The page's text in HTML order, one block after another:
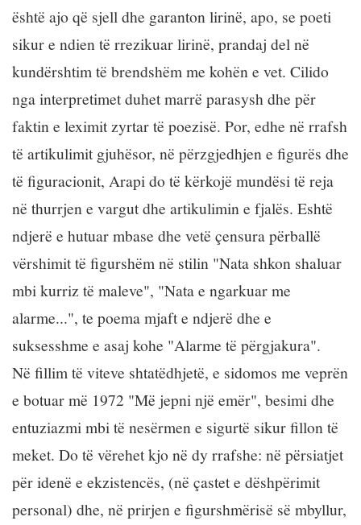
është ajo që sjell dhe garanton lirinë, apo, se poeti
sikur e ndien të rrezikuar lirinë, prandaj del në
kundërshtim të brendshëm me kohën e vet. Cilido
nga interpretimet duhet marrë parasysh dhe për
faktin e leximit zyrtar të poezisë. Por, edhe në rrafsh
të artikulimit gjuhësor, në përzgjedhjen e figurës dhe
të figuracionit, Arapi do të kërkojë mundësi të reja
në thurrjen e vargut dhe artikulimin e fjalës. Eshtë
ndjerë e hutuar mbase dhe vetë çensura përballë
vërshimit të figurshëm në stilin "Nata shkon shaluar
mbi kurriz të maleve", "Nata e ngarkuar me
alarme...", te poema mjaft e ndjerë dhe e
suksesshme e asaj kohe "Alarme të përgjakura".
Në fillim të viteve shtatëdhjetë, e sidomos me veprën
e botuar më 1972 "Më jepni një emër", besimi dhe
entuziazmi mbi të nesërmen e sigurtë sikur fillon të
meket. Do të vërehet kjo në dy rrafshe: në përsiatjet
për idenë e ekzistencës, (në çastet e dëshpërimit
personal) dhe, në prirjen e figurshmërisë së mbyllur,